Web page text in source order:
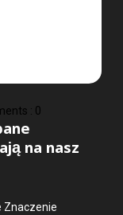
: 0
na nasz
Znaczenie